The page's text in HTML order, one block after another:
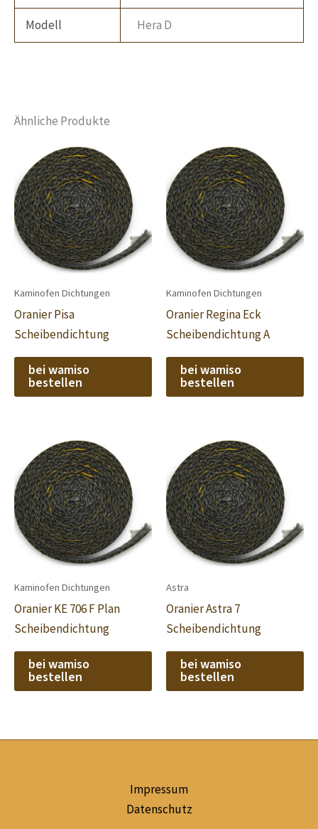
Modell Hera D
Ähnliche Produkte
Kaminofen Dichtungen
Oranier Pisa
Scheibendichtung
bei wamiso
bestellen
Kaminofen Dichtungen
Oranier Regina Eck
Scheibendichtung A
bei wamiso
bestellen
Kaminofen Dichtungen
Oranier KE 706 F Plan
Scheibendichtung
bei wamiso
bestellen
Astra
Oranier Astra 7
Scheibendichtung
bei wamiso
bestellen
Impressum
Datenschutz